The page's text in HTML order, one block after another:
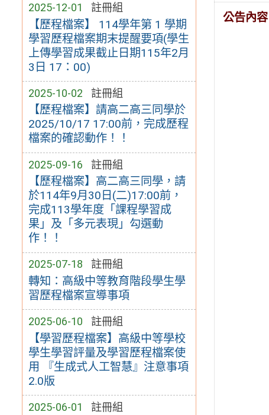
2025-12-01 註冊組
【歷程檔案】 114學年第 1 學期
學習歷程檔案期末提醒要項(學生
上傳學習成果截止日期115年2月
3日 17：00)
2025-10-02 註冊組
【歷程檔案】請高二高三同學於
2025/10/17 17:00前，完成歷程
檔案的確認動作！！
2025-09-16 註冊組
【歷程檔案】高二高三同學，請
於114年9月30日(二)17:00前，
完成113學年度「課程學習成
果」及「多元表現」勾選動
作！！
2025-07-18 註冊組
轉知：高級中等教育階段學生學
習歷程檔案宣導事項
2025-06-10 註冊組
【學習歷程檔案】高級中等學校
學生學習評量及學習歷程檔案使
用 『生成式人工智慧』注意事項
2.0版
2025-06-01 註冊組
公告內容